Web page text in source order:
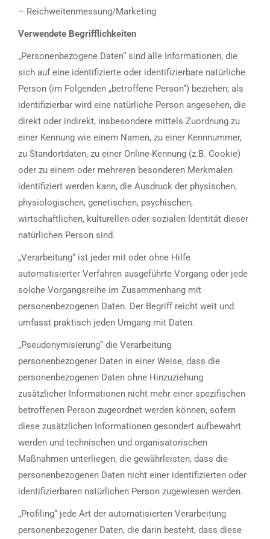
– Reichweitenmessung/Marketing
Verwendete Begrifflichkeiten
„Personenbezogene Daten“ sind alle Informationen, die
sich auf eine identifizierte oder identifizierbare natürliche
Person (im Folgenden „betroffene Person“) beziehen; als
identifizierbar wird eine natürliche Person angesehen, die
direkt oder indirekt, insbesondere mittels Zuordnung zu
einer Kennung wie einem Namen, zu einer Kennnummer,
zu Standortdaten, zu einer Online-Kennung (z.B. Cookie)
oder zu einem oder mehreren besonderen Merkmalen
identifiziert werden kann, die Ausdruck der physischen,
physiologischen, genetischen, psychischen,
wirtschaftlichen, kulturellen oder sozialen Identität dieser
natürlichen Person sind.
„Verarbeitung“ ist jeder mit oder ohne Hilfe
automatisierter Verfahren ausgeführte Vorgang oder jede
solche Vorgangsreihe im Zusammenhang mit
personenbezogenen Daten. Der Begriff reicht weit und
umfasst praktisch jeden Umgang mit Daten.
„Pseudonymisierung“ die Verarbeitung
personenbezogener Daten in einer Weise, dass die
personenbezogenen Daten ohne Hinzuziehung
zusätzlicher Informationen nicht mehr einer spezifischen
betroffenen Person zugeordnet werden können, sofern
diese zusätzlichen Informationen gesondert aufbewahrt
werden und technischen und organisatorischen
Maßnahmen unterliegen, die gewährleisten, dass die
personenbezogenen Daten nicht einer identifizierten oder
identifizierbaren natürlichen Person zugewiesen werden.
„Profiling“ jede Art der automatisierten Verarbeitung
personenbezogener Daten, die darin besteht, dass diese